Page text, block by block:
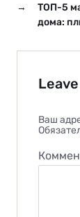
→
ТОП-5
дома:
Ваш